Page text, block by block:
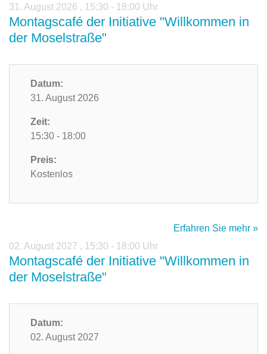
31. August 2026 , 15:30 - 18:00 Uhr
Montagscafé der Initiative "Willkommen in
der Moselstraße"
Datum:
31. August 2026
Zeit:
15:30 - 18:00
Preis:
Kostenlos
Erfahren Sie mehr »
02. August 2027 , 15:30 - 18:00 Uhr
Montagscafé der Initiative "Willkommen in
der Moselstraße"
Datum:
02. August 2027